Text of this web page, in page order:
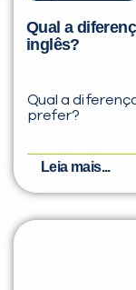
Qual a
inglês?
Qual a
prefer?
Leia mais...